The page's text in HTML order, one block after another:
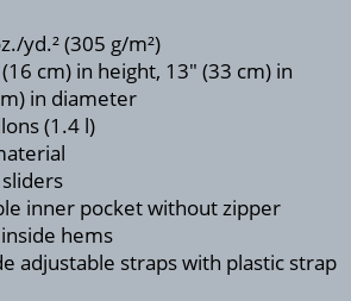
yd.² (305 g/m²)
cm) in height, 13″ (33 cm) in
in diameter
(1.4 l)
inner pocket without zipper
hems
adjustable straps with plastic strap